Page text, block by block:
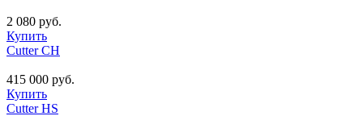
2 080 руб.
Купить
Cutter CH
415 000 руб.
Купить
Cutter HS